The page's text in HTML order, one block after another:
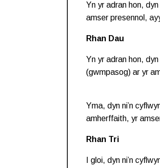
Yn yr adran hon,
amser presennol,
Rhan Dau
Yn yr adran hon,
(gwmpasog) ar yr
Yma, dyn ni’n
amherffaith, yr
Rhan Tri
I gloi, dyn ni’n